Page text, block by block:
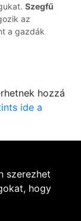
Szegfű
az
a gazdák
hozzá
ide a
szerezhet
hogy